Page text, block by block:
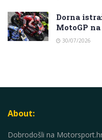
Dorna
MotoGP
30/07/2026
About:
Dobrodošli na